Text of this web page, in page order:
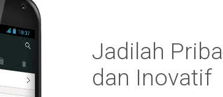
Jadilah
dan Inovatif